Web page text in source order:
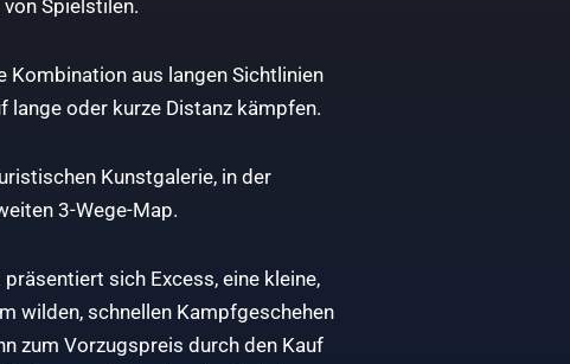
Spielstilen.
aus langen Sichtlinien
lange oder kurze Distanz kämpfen.
Kunstgalerie, in der
3-Wege-Map.
sich Excess, eine kleine,
wilden, schnellen Kampfgeschehen
zum Vorzugspreis durch den Kauf